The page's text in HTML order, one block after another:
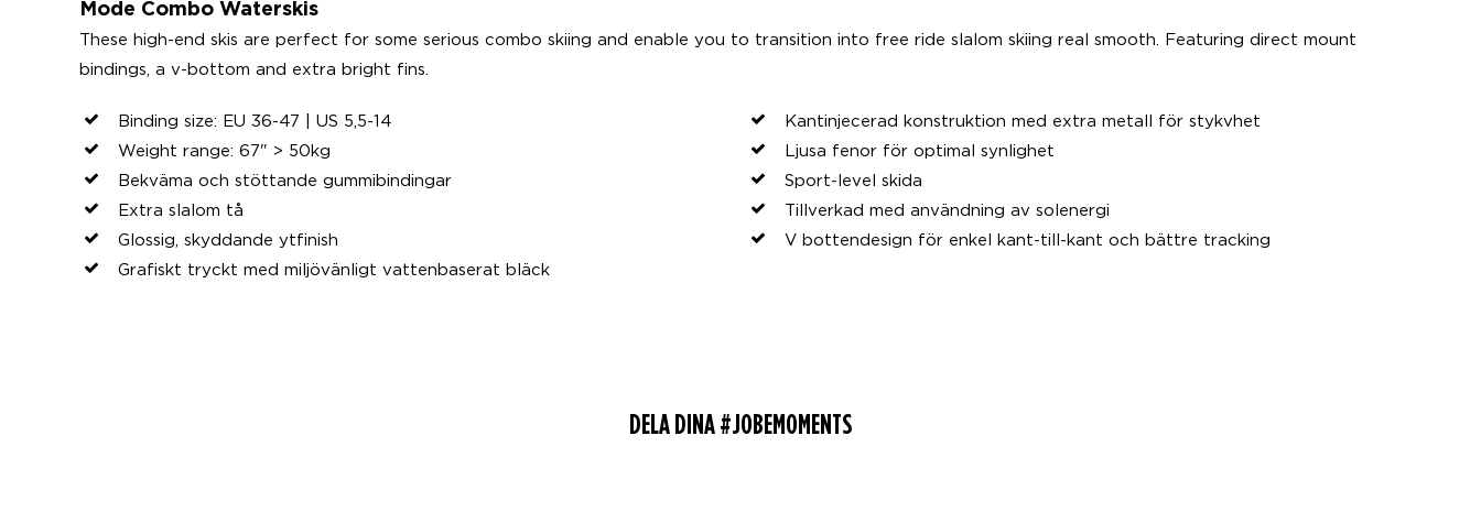
Mode Combo Waterskis
These high-end skis are perfect for some serious combo skiing and enable you to transition into free ride slalom skiing real smooth. Featuring direct mount
bindings, a v-bottom and extra bright fins.
Binding size: EU 36-47 | US 5,5-14
Weight range: 67" > 50kg
Bekväma och stöttande gummibindingar
Extra slalom tå
Glossig, skyddande ytfinish
Grafiskt tryckt med miljövänligt vattenbaserat bläck
Kantinjecerad konstruktion med extra metall för stykvhet
Ljusa fenor för optimal synlighet
Sport-level skida
Tillverkad med användning av solenergi
V bottendesign för enkel kant-till-kant och bättre tracking
DELA DINA #JOBEMOMENTS